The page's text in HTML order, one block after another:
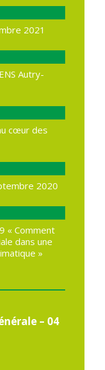
2021
Autry-
cœur des
2020
« Comment
dans une
»
– 04